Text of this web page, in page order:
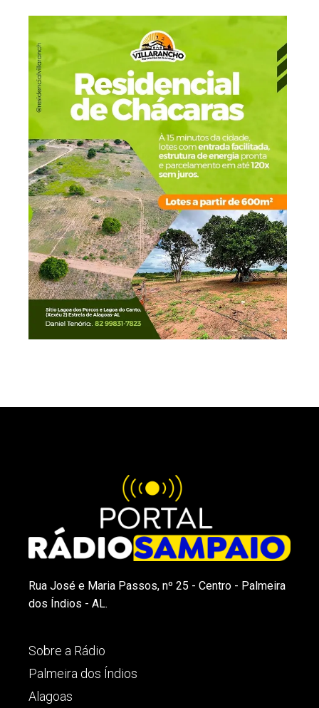
Rua José e Maria Passos, nº 25 - Centro - Palmeira
dos Índios - AL.
Sobre a Rádio
Palmeira dos Índios
Alagoas